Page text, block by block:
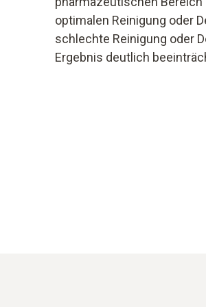
optimalen Reinigung oder
schlechte Reinigung oder
Ergebnis deutlich